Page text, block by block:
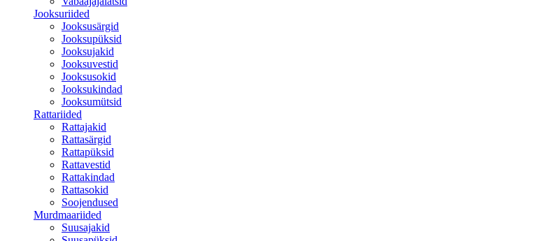
Jooksuriided
Jooksusärgid
Jooksupüksid
Jooksujakid
Jooksuvestid
Jooksusokid
Jooksukindad
Jooksumütsid
Rattariided
Rattajakid
Rattasärgid
Rattapüksid
Rattavestid
Rattakindad
Rattasokid
Soojendused
Murdmaariided
Suusajakid